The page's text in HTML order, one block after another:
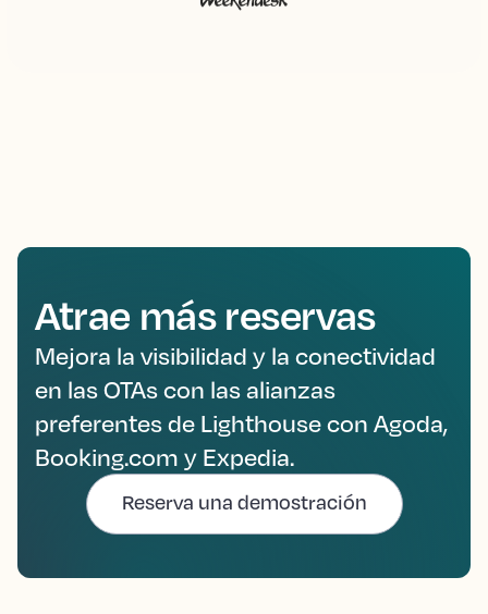
Atrae más reservas
Mejora la visibilidad y la conectividad
en las OTAs con las alianzas
preferentes de Lighthouse con Agoda,
Booking.com y Expedia.
Reserva una demostración